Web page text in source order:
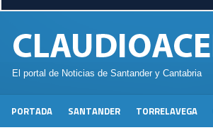
El portal de Noticias de Santander y Cantabria
PORTADA SANTANDER TORRELAVEGA